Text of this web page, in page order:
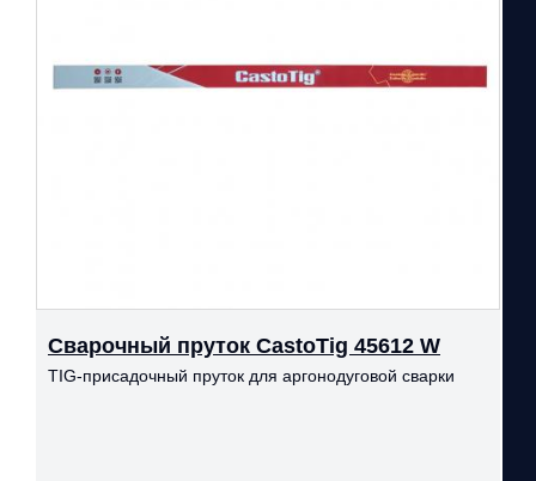
Сварочный пруток CastoTig 45612 W
TIG-присадочный пруток для аргонодуговой сварки